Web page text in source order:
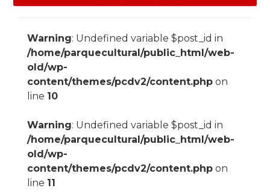
Warning: Undefined variable $post_id in
/home/parquecultural/public_html/web-
old/wp-
content/themes/pcdv2/content.phpon
line 10
Warning: Undefined variable $post_id in
/home/parquecultural/public_html/web-
old/wp-
content/themes/pcdv2/content.phpon
line 11